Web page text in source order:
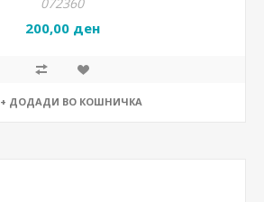
200,00 ден
+ ДОДАДИ ВО КОШНИЧКА